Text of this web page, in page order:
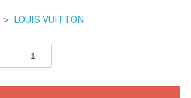
＞ LOUIS VUITTON